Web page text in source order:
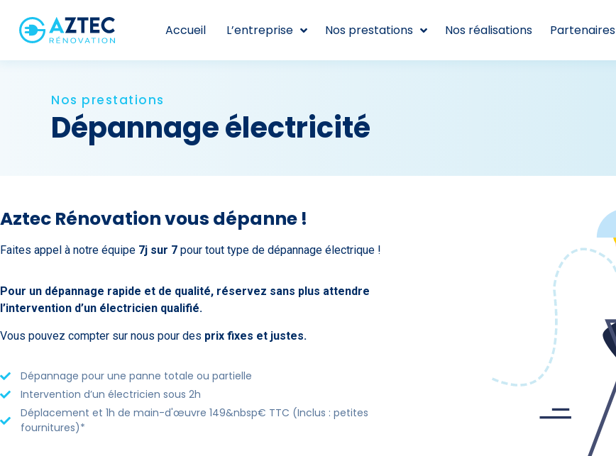
Accueil L’entreprise Nos prestations Nos réalisations Partenaires
Nos prestations
Dépannage électricité
Aztec Rénovation vous dépanne !
Faites appel à notre équipe 7j sur 7 pour tout type de dépannage électrique !
Pour un dépannage rapide et de qualité, réservez sans plus attendre
l’intervention d’un électricien qualifié.
Vous pouvez compter sur nous pour des prix fixes et justes.
Dépannage pour une panne totale ou partielle
Intervention d’un électricien sous 2h
Déplacement et 1h de main-d'œuvre 149&nbsp€ TTC (Inclus : petites
fournitures)*